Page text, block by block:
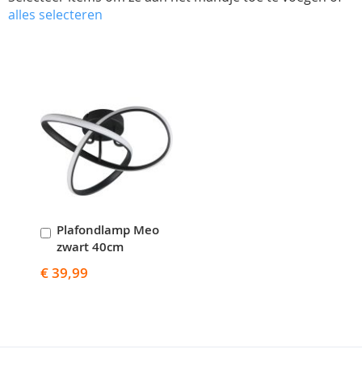
alles selecteren
Plafondlamp Meo
zwart 40cm
€ 39,99
In
Winkelwagen